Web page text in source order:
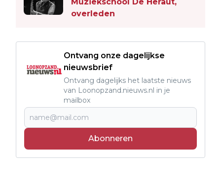
overleden
Ontvang onze dagelijkse
nieuwsbrief
Ontvang dagelijks het laatste nieuws
van Loonopzand.nieuws.nl in je
mailbox
Abonneren